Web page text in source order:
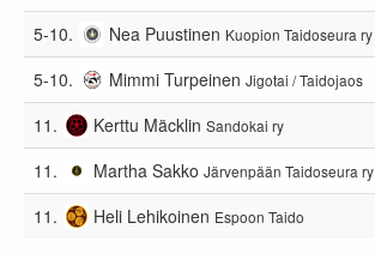
5-10. Nea Puustinen Kuopion Taidoseura ry
5-10. Mimmi Turpeinen Jigotai / Taidojaos
11. Kerttu Mäcklin Sandokai ry
11. Martha Sakko Järvenpään Taidoseura ry
11. Heli Lehikoinen Espoon Taido